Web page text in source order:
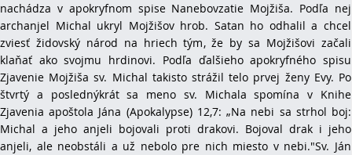
nachádza v apokryfnom spise Nanebovzatie Mojžiša. Podľa nej
archanjel Michal ukryl Mojžišov hrob. Satan ho odhalil a chcel
zviesť židovský národ na hriech tým, že by sa Mojžišovi začali
klaňať ako svojmu hrdinovi. Podľa ďalšieho apokryfného spisu
Zjavenie Mojžiša sv. Michal takisto strážil telo prvej ženy Evy. Po
štvrtý a poslednýkrát sa meno sv. Michala spomína v Knihe
Zjavenia apoštola Jána (Apokalypse) 12,7: „Na nebi sa strhol boj:
Michal a jeho anjeli bojovali proti drakovi. Bojoval drak i jeho
anjeli, ale neobstáli a už nebolo pre nich miesto v nebi."Sv. Ján